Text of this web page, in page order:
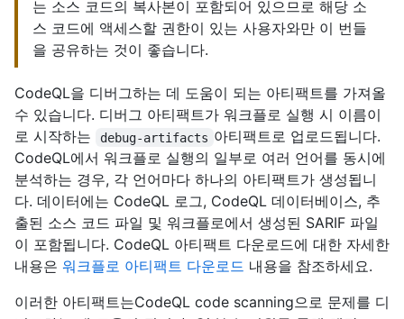
는 소스 코드의 복사본이 포함되어 있으므로 해당 소
스 코드에 액세스할 권한이 있는 사용자와만 이 번들
을 공유하는 것이 좋습니다.
CodeQL을 디버그하는 데 도움이 되는 아티팩트를 가져올
수 있습니다. 디버그 아티팩트가 워크플로 실행 시 이름이
로 시작하는
debug-artifacts 아티팩트로 업로드됩니다.
CodeQL에서 워크플로 실행의 일부로 여러 언어를 동시에
분석하는 경우, 각 언어마다 하나의 아티팩트가 생성됩니
다. 데이터에는 CodeQL 로그, CodeQL 데이터베이스, 추
출된 소스 코드 파일 및 워크플로에서 생성된 SARIF 파일
이 포함됩니다. CodeQL 아티팩트 다운로드에 대한 자세한
내용은 워크플로 아티팩트 다운로드 내용을 참조하세요.
이러한 아티팩트는CodeQL code scanning으로 문제를 디